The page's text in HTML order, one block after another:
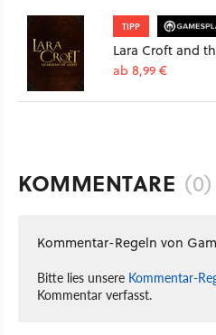
TIPP
Lara Croft and
ab 8,99 €
KOMMENTARE (0)
Kommentar-Regeln von
Bitte lies unsere Kommentar-
Kommentar verfasst.